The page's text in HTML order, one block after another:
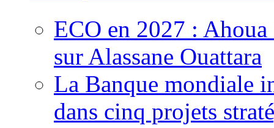
ECO en 2027 :
sur Alassane Ouattara
La Banque mondiale
dans cinq projets